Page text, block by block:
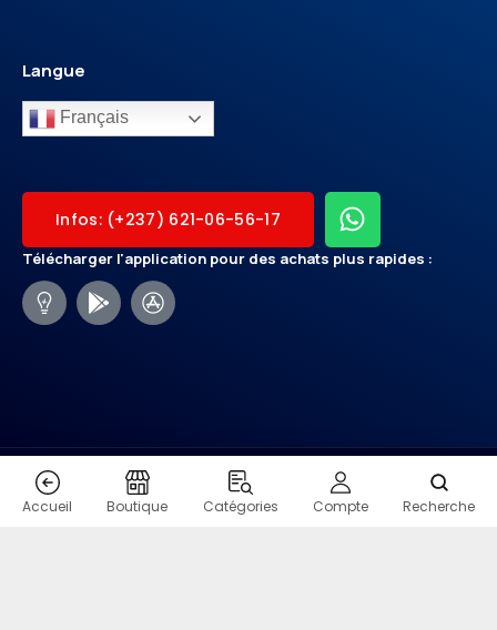
Langue
Français
Infos: (+237) 621-06-56-17
Télécharger l'application pour des achats plus rapides :
CONTACT
Accueil Boutique Catégories Compte Recherche